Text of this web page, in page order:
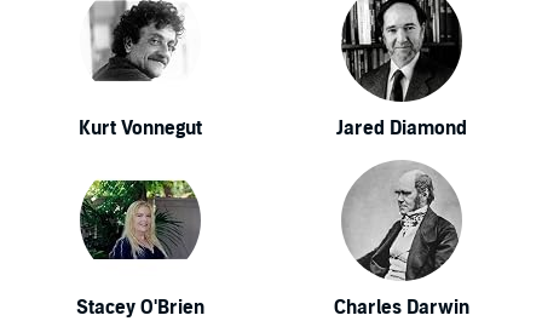
Kurt Vonnegut Jared Diamond
Stacey O'Brien Charles Darwin